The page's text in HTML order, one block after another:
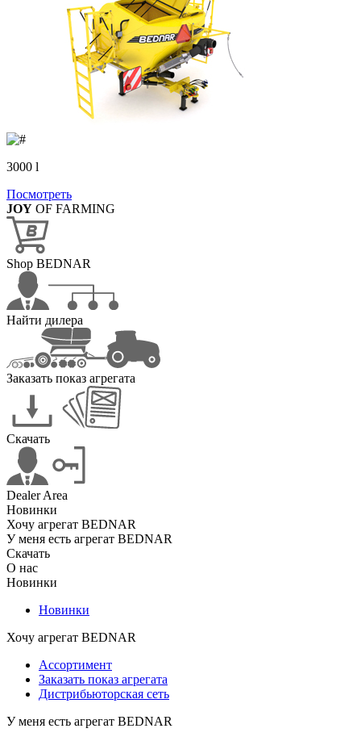
3000 l
Посмотреть
JOY OF FARMING
Shop BEDNAR
Найти дилера
Заказать показ агрегата
Скачать
Dealer Area
Новинки
Хочу агрегат BEDNAR
У меня есть агрегат BEDNAR
Скачать
О нас
Новинки
Новинки
Хочу агрегат BEDNAR
Ассортимент
Заказать показ агрегата
Дистрибьюторская сеть
У меня есть агрегат BEDNAR